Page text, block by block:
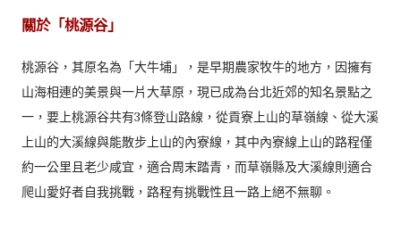
關於「桃源谷」
桃源谷，其原名為「大牛埔」，是早期農家牧牛的地方，因擁有
山海相連的美景與一片大草原，現已成為台北近郊的知名景點之
一，要上桃源谷共有3條登山路線，從貢寮上山的草嶺線、從大溪
上山的大溪線與能散步上山的內寮線，其中內寮線上山的路程僅
約一公里且老少咸宜，適合周末踏青，而草嶺縣及大溪線則適合
爬山愛好者自我挑戰，路程有挑戰性且一路上絕不無聊。